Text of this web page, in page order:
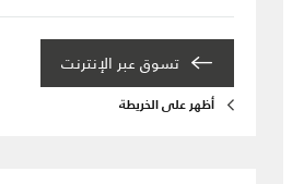
تسوق عبر الإنترنت
أظهر على الخريطة